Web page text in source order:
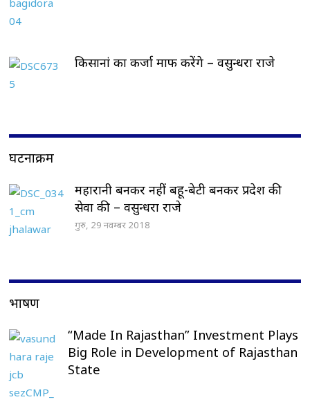
किसानां का कर्जा माफ करेंगे – वसुन्धरा राजे
घटनाक्रम
महारानी बनकर नहीं बहू-बेटी बनकर प्रदेश की
सेवा की – वसुन्धरा राजे
गुरु, 29 नवम्बर 2018
भाषण
“Made In Rajasthan” Investment Plays
Big Role in Development of Rajasthan
State